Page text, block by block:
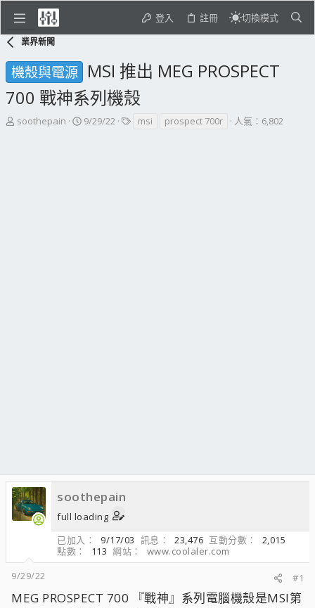
登入 註冊 切換模式
業界新聞
機殼與電源 MSI 推出 MEG PROSPECT
700 戰神系列機殼
主
soothepain
開
9/29/22
標msi prospect 700r 人氣：6,802
soothepain
full loading
已加入
9/17/03 訊息 23,476 互動分數
2,015
點數
113 網站
www.coolaler.com
9/29/22
#1
MEG PROSPECT 700 『戰神』系列電腦機殼是MSI第